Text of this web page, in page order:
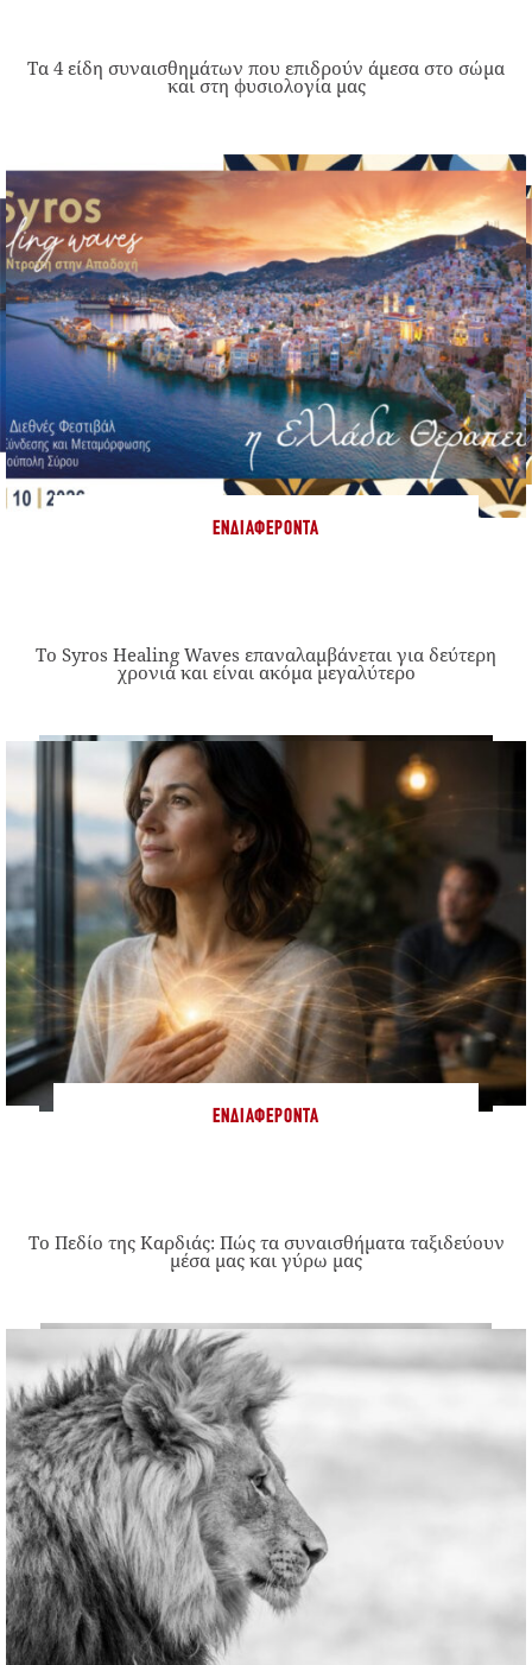
Τα 4 είδη συναισθημάτων που επιδρούν άμεσα στο σώμα
και στη φυσιολογία μας
ΕΝΔΙΑΦΈΡΟΝΤΑ
Το Syros Healing Waves επαναλαμβάνεται για δεύτερη
χρονιά και είναι ακόμα μεγαλύτερο
ΕΝΔΙΑΦΈΡΟΝΤΑ
Το Πεδίο της Καρδιάς: Πώς τα συναισθήματα ταξιδεύουν
μέσα μας και γύρω μας